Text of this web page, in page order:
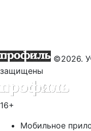
©2026.
защищены
16+
Мобильное